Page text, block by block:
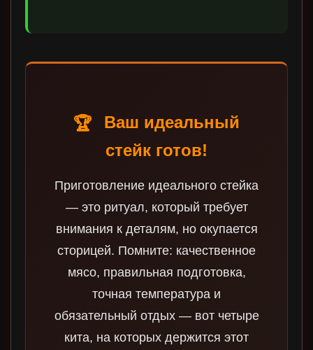
🏆
Ваш идеальный
стейк готов!
Приготовление идеального стейка
— это ритуал, который требует
внимания к деталям, но окупается
сторицей. Помните: качественное
мясо, правильная подготовка,
точная температура и
обязательный отдых — вот четыре
кита, на которых держится этот